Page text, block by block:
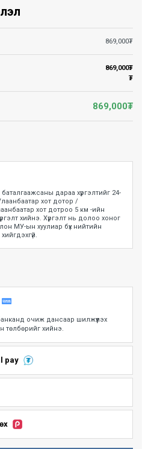
869,000₮
869,000₮
₮
869,000₮
дараа хүргэлтийг 24-
хот дотор /
хот дотроо 5 км -ийн
хийнэ. Хүргэлт нь долоо хоног
МУ-ын хуулиар бүх нийтийн
очиж дансаар шилжүүлэх
төлбөрийг хийнэ.
pay
Pay ашиглан төлбөр төлөх
үйлчилж байгаа бүх банкны
нь унших бөгөөд онлайн төлбөр
банк, Улаанбаатар банк, Худалдаа
хэрэглэгчид QPay
төлж захиалгыг